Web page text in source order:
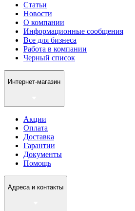
Статьи
Новости
О компании
Информационные сообщения
Все для бизнеса
Работа в компании
Черный список
Интернет-магазин
Акции
Оплата
Доставка
Гарантии
Документы
Помощь
Адреса и контакты